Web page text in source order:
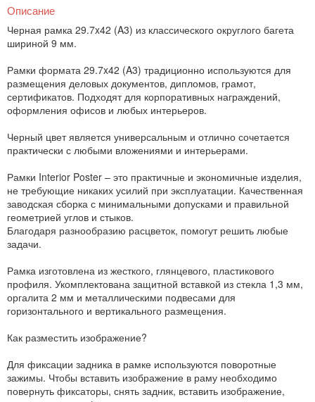
Описание
Черная рамка 29.7x42 (A3) из классического округлого багета
шириной 9 мм.
Рамки формата 29.7x42 (A3) традиционно используются для
размещения деловых документов, дипломов, грамот,
сертификатов. Подходят для корпоративных награждений,
оформления офисов и любых интерьеров.
Черный цвет является универсальным и отлично сочетается
практически с любыми вложениями и интерьерами.
Рамки Interior Poster – это практичные и экономичные изделия,
не требующие никаких усилий при эксплуатации. Качественная
заводская сборка с минимальными допусками и правильной
геометрией углов и стыков.
Благодаря разнообразию расцветок, помогут решить любые
задачи.
Рамка изготовлена из жесткого, глянцевого, пластикового
профиля. Укомплектована защитной вставкой из стекла 1,3 мм,
оргалита 2 мм и металлическими подвесами для
горизонтального и вертикального размещения.
Как разместить изображение?
Для фиксации задника в рамке используются поворотные
зажимы. Чтобы вставить изображение в раму необходимо
повернуть фиксаторы, снять задник, вставить изображение,